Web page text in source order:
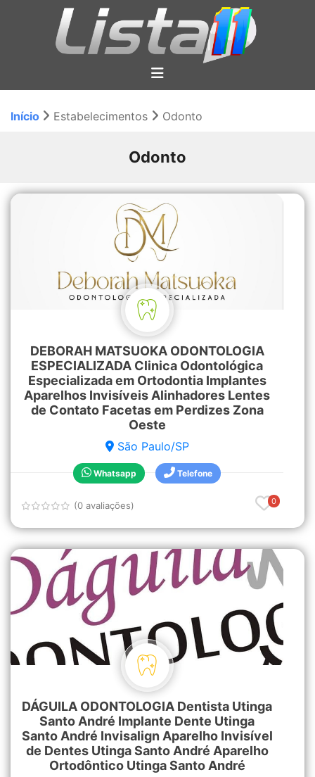
Início Estabelecimentos Odonto
Odonto
DEBORAH MATSUOKA ODONTOLOGIA
ESPECIALIZADA Clinica Odontológica
Especializada em Ortodontia Implantes
Aparelhos Invisíveis Alinhadores Lentes
de Contato Facetas em Perdizes Zona
Oeste
São Paulo/SP
Whatsapp Telefone
(0 avaliações) 0
DÁGUILA ODONTOLOGIA Dentista Utinga
Santo André Implante Dente Utinga
Santo André Invisalign Aparelho Invisível
de Dentes Utinga Santo André Aparelho
Ortodôntico Utinga Santo André